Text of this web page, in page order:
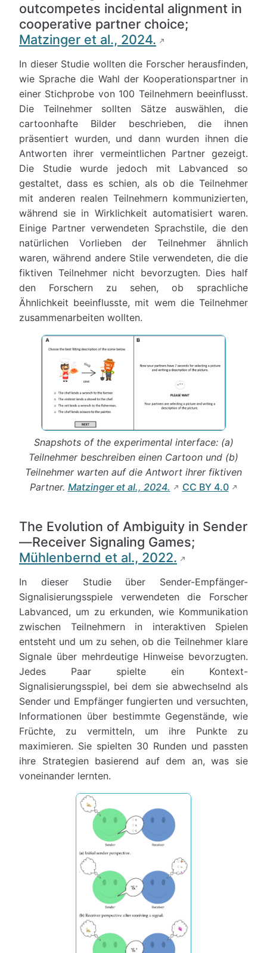
outcompetes incidental alignment in
cooperative partner choice;
Matzinger et al., 2024.
In dieser Studie wollten die Forscher herausfinden,
wie Sprache die Wahl der Kooperationspartner in
einer Stichprobe von 100 Teilnehmern beeinflusst.
Die Teilnehmer sollten Sätze auswählen, die
cartoonhafte Bilder beschrieben, die ihnen
präsentiert wurden, und dann wurden ihnen die
Antworten ihrer vermeintlichen Partner gezeigt.
Die Studie wurde jedoch mit Labvanced so
gestaltet, dass es schien, als ob die Teilnehmer
mit anderen realen Teilnehmern kommunizierten,
während sie in Wirklichkeit automatisiert waren.
Einige Partner verwendeten Sprachstile, die den
natürlichen Vorlieben der Teilnehmer ähnlich
waren, während andere Stile verwendeten, die die
fiktiven Teilnehmer nicht bevorzugten. Dies half
den Forschern zu sehen, ob sprachliche
Ähnlichkeit beeinflusste, mit wem die Teilnehmer
zusammenarbeiten wollten.
Snapshots of the experimental interface: (a)
Teilnehmer beschreiben einen Cartoon und (b)
Teilnehmer warten auf die Antwort ihrer fiktiven
Partner. Matzinger et al., 2024. CC BY 4.0
The Evolution of Ambiguity in Sender
—Receiver Signaling Games;
Mühlenbernd et al., 2022.
In dieser Studie über Sender-Empfänger-
Signalisierungsspiele verwendeten die Forscher
Labvanced, um zu erkunden, wie Kommunikation
zwischen Teilnehmern in interaktiven Spielen
entsteht und um zu sehen, ob die Teilnehmer klare
Signale über mehrdeutige Hinweise bevorzugten.
Jedes Paar spielte ein Kontext-
Signalisierungsspiel, bei dem sie abwechselnd als
Sender und Empfänger fungierten und versuchten,
Informationen über bestimmte Gegenstände, wie
Früchte, zu vermitteln, um ihre Punkte zu
maximieren. Sie spielten 30 Runden und passten
ihre Strategien basierend auf dem an, was sie
voneinander lernten.